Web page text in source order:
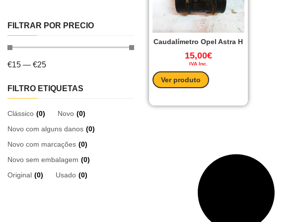
FILTRAR POR PRECIO
€15 — €25
FILTRO ETIQUETAS
Clássico (0) Novo (0)
Novo com alguns danos (0)
Novo com marcações (0)
Novo sem embalagem (0)
Original (0) Usado (0)
Caudalímetro Opel Astra H
15,00€
IVA Inc.
Ver produto